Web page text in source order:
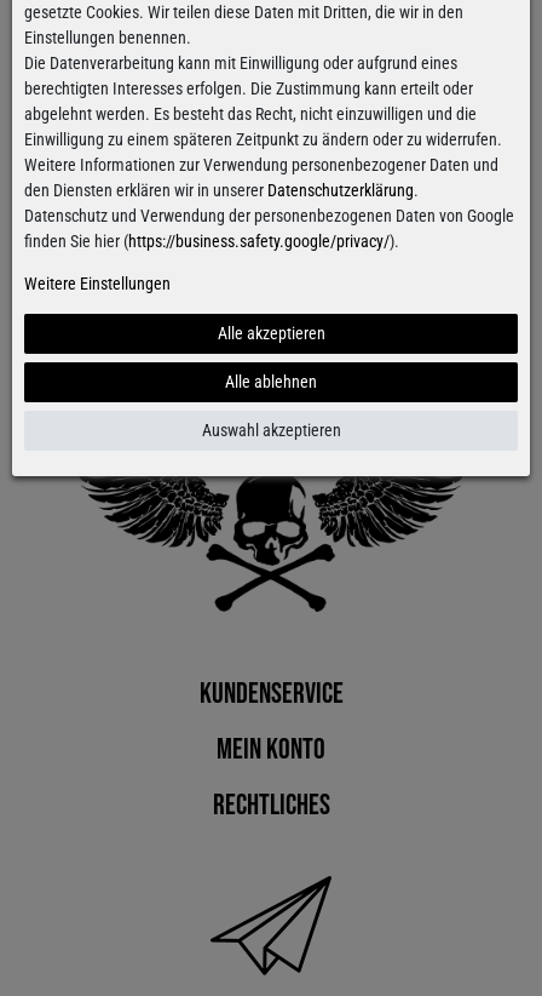
Kundenservice
Mein Konto
Rechtliches
gesetzte Cookies. Wir teilen diese Daten mit Dritten, die wir in den
Einstellungen benennen.
Die Datenverarbeitung kann mit Einwilligung oder aufgrund eines
berechtigten Interesses erfolgen. Die Zustimmung kann erteilt oder
abgelehnt werden. Es besteht das Recht, nicht einzuwilligen und die
Einwilligung zu einem späteren Zeitpunkt zu ändern oder zu widerrufen.
Weitere Informationen zur Verwendung personenbezogener Daten und
den Diensten erklären wir in unserer Datenschutzerklärung.
Datenschutz und Verwendung der personenbezogenen Daten von Google
finden Sie hier (https://business.safety.google/privacy/).
Weitere Einstellungen
Alle akzeptieren
Alle ablehnen
Auswahl akzeptieren